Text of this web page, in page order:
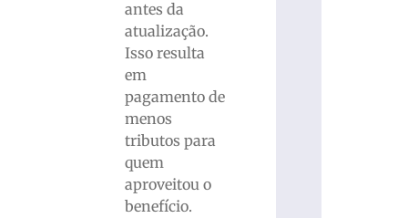
antes da
atualização.
Isso resulta
em
pagamento de
menos
tributos para
quem
aproveitou o
benefício.